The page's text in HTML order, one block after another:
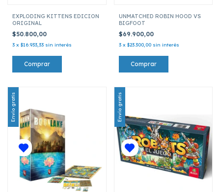
EXPLODING KITTENS EDICION
ORIGINAL
$50.800,00
3 x $16.933,33 sin interés
UNMATCHED ROBIN HOOD VS
BIGFOOT
$69.900,00
3 x $23.300,00 sin interés
Envío gratis Envío gratis